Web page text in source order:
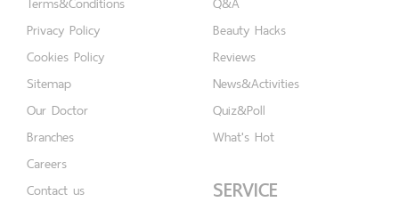
Privacy Policy
Cookies Policy
Sitemap
Our Doctor
Branches
Careers
Contact us
Beauty Hacks
Reviews
News&Activities
Quiz&Poll
What's Hot
SERVICE